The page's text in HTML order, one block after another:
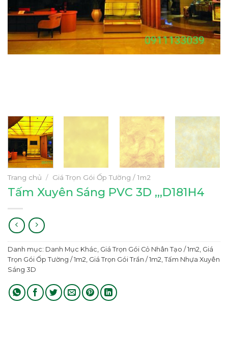
Trang chủ / Giá Trọn Gói Ốp Tường / 1m2
Tấm Xuyên Sáng PVC 3D ,,,D181H4
Danh mục: Danh Mục Khác, Giá Trọn Gói Cỏ Nhân Tạo / 1m2, Giá
Trọn Gói Ốp Tường / 1m2, Giá Trọn Gói Trần / 1m2, Tấm Nhựa Xuyên
Sáng 3D